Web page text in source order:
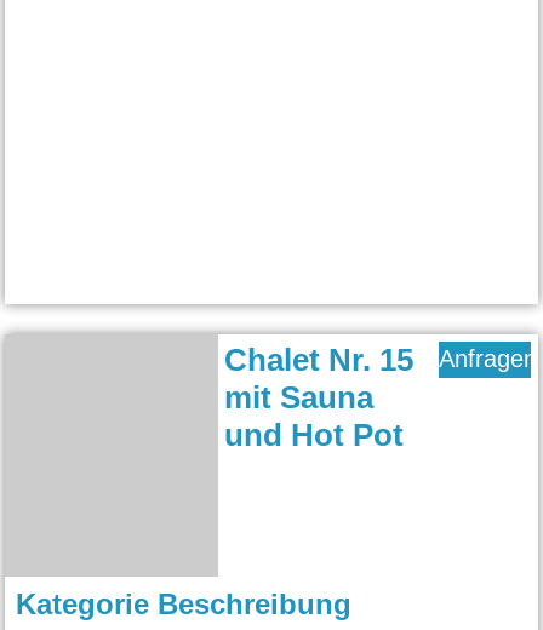
Chalet Nr. 15
mit Sauna
und Hot Pot
Anfragen
Kategorie Beschreibung